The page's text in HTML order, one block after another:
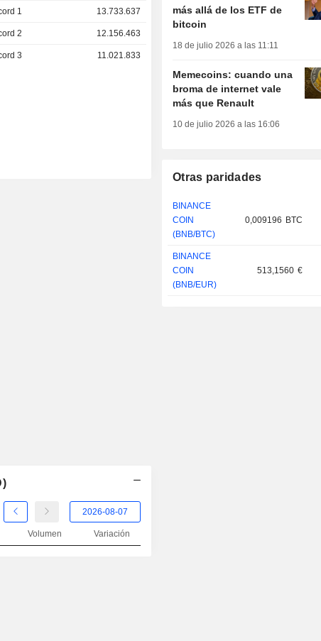
1 13.733.637
2 12.156.463
3 11.021.833
Volumen Variación
más allá de los ETF de
bitcoin
18 de julio 2026 a las 11:11
Memecoins: cuando una
broma de internet vale
más que Renault
10 de julio 2026 a las 16:06
Otras paridades
BINANCE
COIN
(BNB/BTC)
0,009196 BTC
BINANCE
COIN
(BNB/EUR)
513,1560 €